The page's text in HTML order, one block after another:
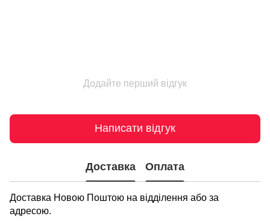
Додайте перший відгук
Написати відгук
Доставка Оплата
Доставка Новою Поштою на відділення або за
адресою.